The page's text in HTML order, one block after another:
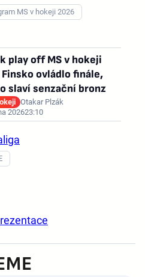
MS v hokeji 2026
play off MS v hokeji
ovládlo finále,
slaví senzační bronz
Otakar Plzák
202623:10